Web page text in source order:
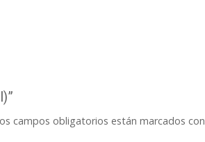
campos obligatorios están marcados con